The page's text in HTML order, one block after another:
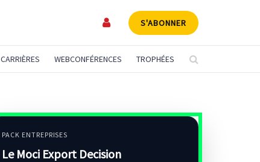
S'ABONNER
CARRIÈRES WEBCONFÉRENCES TROPHÉES
PACK ENTREPRISES
Le Moci Export Decision